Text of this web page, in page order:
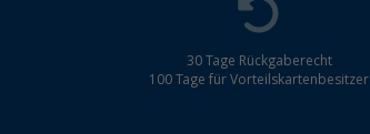
30 Tage Rückgaberecht
100 Tage für Vorteilskartenbesitzer